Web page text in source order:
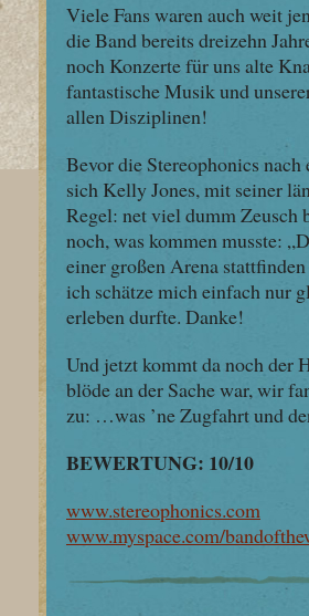
Viele Fans waren auch weit
die Band bereits dreizehn
noch Konzerte für uns alte
fantastische Musik und
allen Disziplinen!
Bevor die Stereophonics
sich Kelly Jones, mit seiner
Regel: net viel dumm
noch, was kommen musste:
einer großen Arena
ich schätze mich einfach nur
erleben durfte. Danke!
Und jetzt kommt da noch der
blöde an der Sache war, wir
zu: …was ’ne Zugfahrt und
BEWERTUNG: 10/10
www.stereophonics.com
www.myspace.com/